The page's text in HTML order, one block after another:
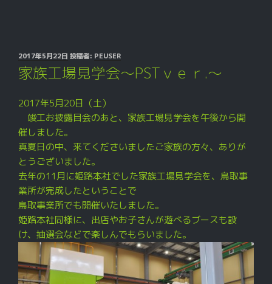
投
稿
日:
2017年5月22日 投稿者: PEUSER
家族工場見学会～PSTｖｅｒ.～
2017年5月20日（土）
竣工お披露目会のあと、家族工場見学会を午後から開
催しました。
真夏日の中、来てくださいましたご家族の方々、ありが
とうございました。
去年の11月に姫路本社でした家族工場見学会を、鳥取事
業所が完成したということで
鳥取事業所でも開催いたしました。
姫路本社同様に、出店やお子さんが遊べるブースも設
け、抽選会などで楽しんでもらいました。